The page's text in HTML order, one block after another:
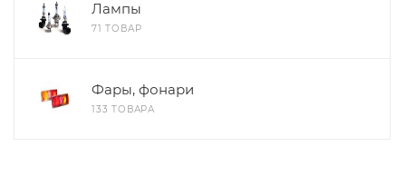
Лампы
71 ТОВАР
Фары, фонари
133 ТОВАРА